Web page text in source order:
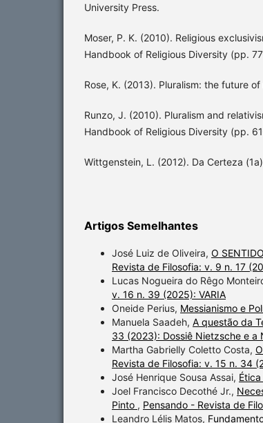
University Press.
Moser, P. K. (2010). Religious
Handbook of Religious Diversity (pp.
Rose, K. (2013). Pluralism: the future
Runzo, J. (2010). Pluralism and
Handbook of Religious Diversity (pp.
Wittgenstein, L. (2012). Da Certeza
Artigos Semelhantes
José Luiz de Oliveira, O
Revista de Filosofia: v. 9 n. 17
Lucas Nogueira do Rêgo
v. 16 n. 39 (2025): VARIA
Oneide Perius, Messianismo e
Manuela Saadeh, A questão da
33 (2023): Dossiê Nietzsche e a
Martha Gabrielly Coletto Costa,
Revista de Filosofia: v. 15 n. 34
José Henrique Sousa Assai,
Joel Francisco Decothé Jr.,
Pinto , Pensando - Revista de
Leandro Lélis Matos,